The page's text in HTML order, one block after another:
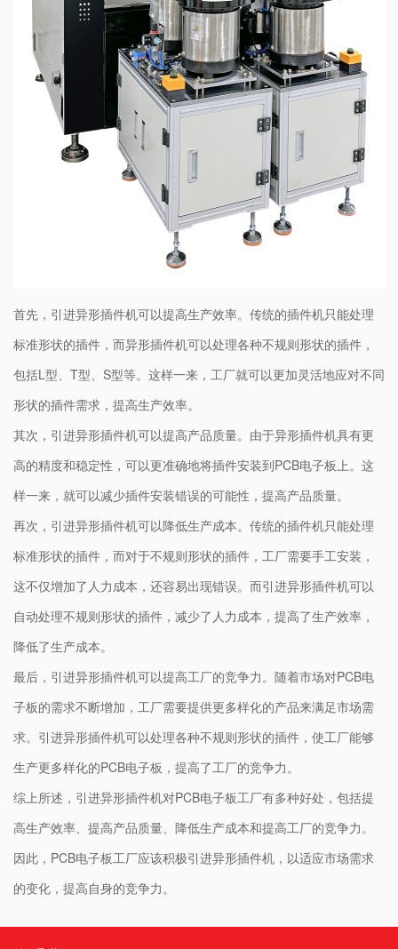
首先，引进异形插件机可以提高生产效率。传统的插件机只能处理
标准形状的插件，而异形插件机可以处理各种不规则形状的插件，
包括L型、T型、S型等。这样一来，工厂就可以更加灵活地应对不同
形状的插件需求，提高生产效率。
其次，引进异形插件机可以提高产品质量。由于异形插件机具有更
高的精度和稳定性，可以更准确地将插件安装到PCB电子板上。这
样一来，就可以减少插件安装错误的可能性，提高产品质量。
再次，引进异形插件机可以降低生产成本。传统的插件机只能处理
标准形状的插件，而对于不规则形状的插件，工厂需要手工安装，
这不仅增加了人力成本，还容易出现错误。而引进异形插件机可以
自动处理不规则形状的插件，减少了人力成本，提高了生产效率，
降低了生产成本。
最后，引进异形插件机可以提高工厂的竞争力。随着市场对PCB电
子板的需求不断增加，工厂需要提供更多样化的产品来满足市场需
求。引进异形插件机可以处理各种不规则形状的插件，使工厂能够
生产更多样化的PCB电子板，提高了工厂的竞争力。
综上所述，引进异形插件机对PCB电子板工厂有多种好处，包括提
高生产效率、提高产品质量、降低生产成本和提高工厂的竞争力。
因此，PCB电子板工厂应该积极引进异形插件机 ，以适应市场需求
的变化，提高自身的竞争力。